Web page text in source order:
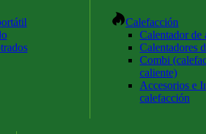
Calefacción
Calentador de
Calentadores
Combi
caliente)
Accesorios e
calefacción